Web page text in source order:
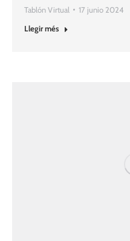
Tablón Virtual
17 junio 2024
Llegir més